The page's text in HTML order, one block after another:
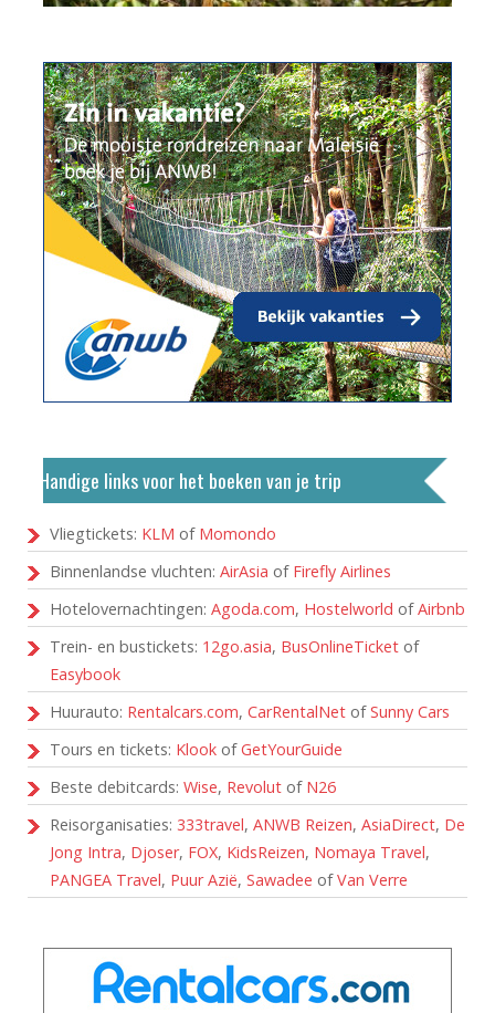
Handige links voor het boeken van je trip
Vliegtickets: KLM of Momondo
Binnenlandse vluchten: AirAsia of Firefly Airlines
Hotelovernachtingen: Agoda.com, Hostelworld ofAirbnb
Trein- en bustickets: 12go.asia, BusOnlineTicket of
Easybook
Huurauto: Rentalcars.com, CarRentalNet ofSunny Cars
Tours en tickets: Klook ofGetYourGuide
Beste debitcards: Wise, Revolut of N26
Reisorganisaties: 333travel, ANWB Reizen, AsiaDirect, De
Jong Intra, Djoser, FOX, KidsReizen, Nomaya Travel,
PANGEA Travel, Puur Azië, Sawadee ofVan Verre